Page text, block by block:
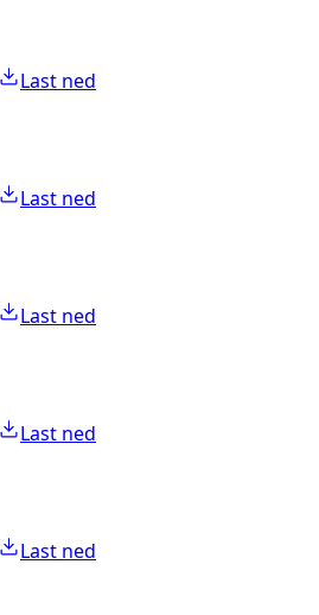
Last ned
Last ned
Last ned
Last ned
Last ned